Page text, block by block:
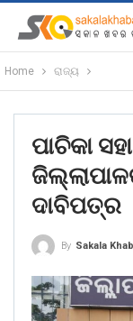
Home ରାଜ୍ୟ
ପାଚିକା
ଦାବିପତ୍ର
By Sakala